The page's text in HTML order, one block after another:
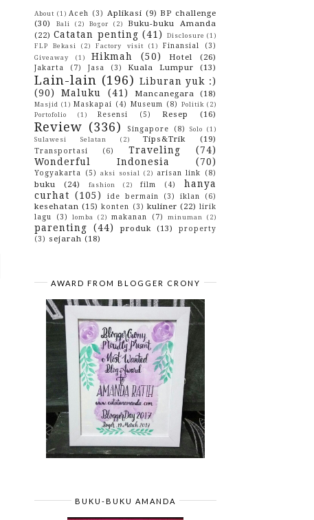
►2015(10)
►2014 (4)
►2013(3)
2012(29)
►2010 (42)
► 2009 (43)
About (1) Aceh (3) Aplikasi (9) BP challenge
(30)
Bali (2) Bogor (2)
Buku-buku Amanda
(22) Catatan penting (41) Disclosure (1)
FLP Bekasi
(2) Factory visit (1) Finansial (3)
Giveaway (1) Hikmah (50) Hotel (26)
Jakarta (7) Jasa (3) Kuala Lumpur (13)
Lain-lain (196) Liburan yuk :)
(90)
Maluku (41) Mancanegara (18)
Masjid (1) Maskapai (4) Museum (8) Politik (2)
Portofolio
(1) Resensi (5) Resep (16)
Review (336) Singapore (8) Solo
(1)
Sulawesi Selatan
(2) Tips&Trik (19)
Transportasi (6) Traveling
(74)
Wonderful Indonesia
(70)
Yogyakarta (5) aksi sosial (2) arisan link (8)
buku (24) fashion (2) film (4)
hanya
curhat (105) ide bermain (3) iklan (6)
kesehatan (15) konten (3) kuliner (22) lirik
lagu
(3) lomba (2) makanan (7) minuman (2)
parenting (44) produk (13)
property
(3) sejarah (18)
AWARD FROM BLOGGER CRONY
BUKU-BUKU AMANDA